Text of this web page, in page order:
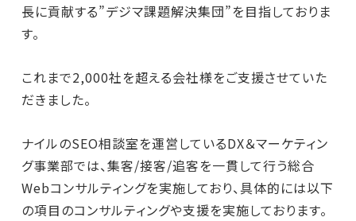
長に貢献する”デジマ課題解決集団”を目指しておりま
す。
これまで2,000社を超える会社様をご支援させていた
だきました。
ナイルのSEO相談室を運営しているDX＆マーケティン
グ事業部では、集客/接客/追客を一貫して行う総合
Webコンサルティングを実施しており、具体的には以下
の項目のコンサルティングや支援を実施しております。